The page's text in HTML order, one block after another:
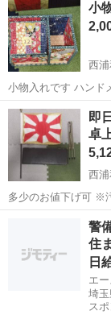
小
西
小物入れです ハンド
8月27日まで、でき
きます。 よろしくお
埼玉 さいたま
即
卓
西
多少のお値下げ可 ※
られます。 ※ケースにも汚れやキズ、剥がれなどがみられます。 ※予
めご了承の上ご検討ください。 以上のような
さいたま市
警
住
日
エ
埼玉
ス